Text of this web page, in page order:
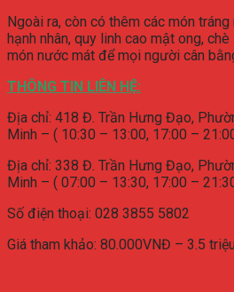
Ngoài ra, còn có thêm các món
hạnh nhân, quy linh cao mật ong,
món nước mát để mọi người cân
THÔNG TIN LIÊN HỆ:
Địa chỉ: 418 Đ. Trần Hưng Đạo,
Minh – ( 10:30 – 13:00, 17:00 –
Địa chỉ: 338 Đ. Trần Hưng Đạo,
Minh – ( 07:00 – 13:30, 17:00 –
Số điện thoại: 028 3855 5802
Giá tham khảo: 80.000VNĐ – 3.5